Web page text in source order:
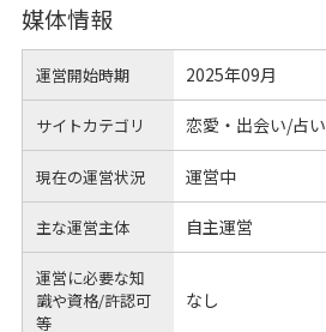
媒体情報
運営開始時期 2025年09月
サイトカテゴリ 恋愛・出会い/占い
現在の運営状況 運営中
主な運営主体 自主運営
運営に必要な知
識や資格/許認可
等
なし